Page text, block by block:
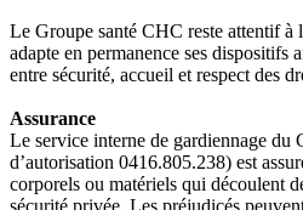
Le Groupe santé CHC reste attentif à
adapte en permanence ses dispositifs
entre sécurité, accueil et respect des
Assurance
Le service interne de gardiennage du
d’autorisation 0416.805.238) est
corporels ou matériels qui découlent